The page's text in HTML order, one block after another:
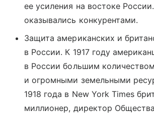
ее усиления на востоке
оказывались конкурентами.
Защита американских и
в России. К 1917 году
в России большим
и огромными земельными
1918 года в New York Times
миллионер, директор